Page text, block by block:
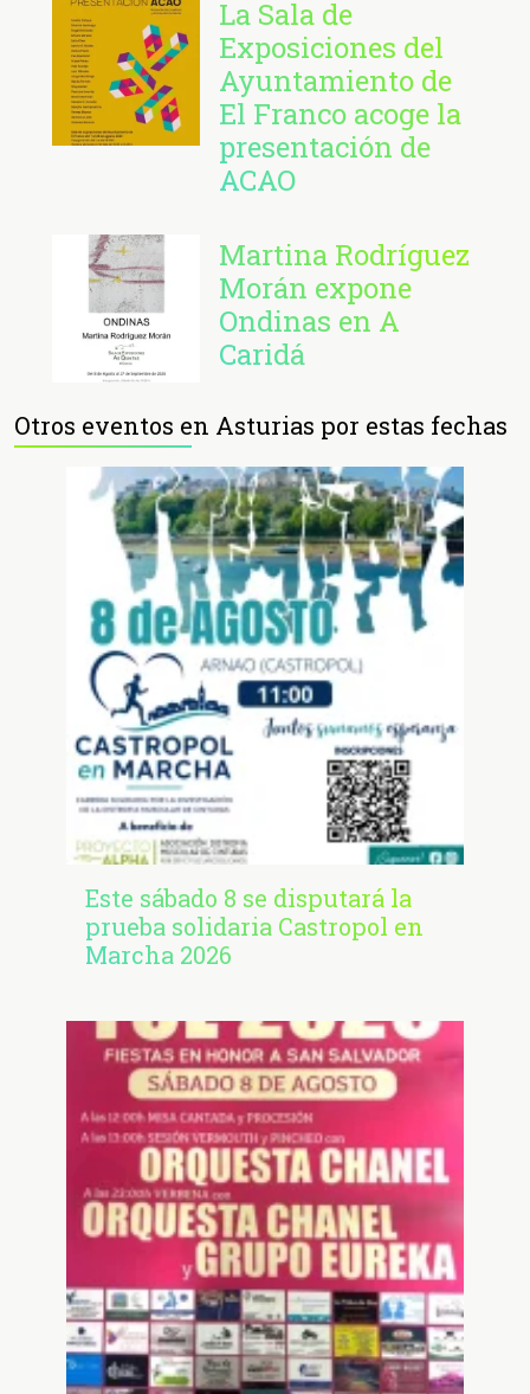
La Sala de
Exposiciones del
Ayuntamiento de
El Franco acoge la
presentación de
ACAO
Martina Rodríguez
Morán expone
Ondinas en A
Caridá
Otros eventos en Asturias por estas fechas
Este sábado 8 se disputará la
prueba solidaria Castropol en
Marcha 2026